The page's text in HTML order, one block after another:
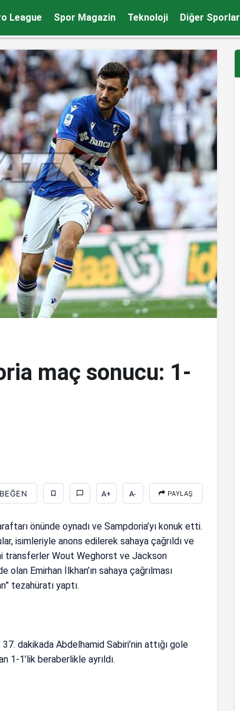
League Spor Magazin Teknoloji Diğer Sporlar
maç sonucu: 1-
BEĞEN A+ A- PAYLAŞ
önünde oynadı ve Sampdoria’yı konuk etti.
isimleriyle anons edilerek sahaya çağrıldı ve
transferler Wout Weghorst ve Jackson
Emirhan İlkhan’ın sahaya çağrılması
tezahüratı yaptı.
dakikada Abdelhamid Sabiri’nin attığı gole
1-1’lik beraberlikle ayrıldı.
maaşında kesintiye gitmeli